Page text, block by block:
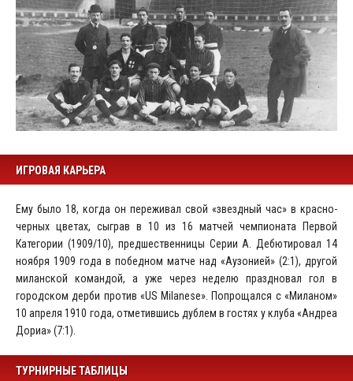
ИГРОВАЯ КАРЬЕРА
Ему было 18, когда он переживал свой «звездный час» в красно-
черных цветах, сыграв в 10 из 16 матчей чемпионата Первой
Категории (1909/10), предшественницы Серии A. Дебютировал 14
ноября 1909 года в победном матче над «Аузонией» (2:1), другой
миланской командой, а уже через неделю праздновал гол в
городском дерби против «US Milanese». Попрощался с «Миланом»
10 апреля 1910 года, отметившись дублем в гостях у клуба «Андреа
Дориа» (7:1).
ТУРНИРНЫЕ ТАБЛИЦЫ